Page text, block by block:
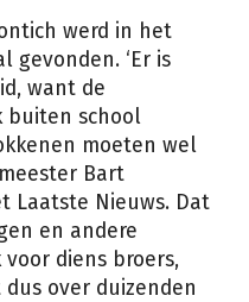
werd in het
gevonden. ‘Er is
want de
buiten school
moeten wel
Bart
Laatste Nieuws. Dat
en andere
diens broers,
over duizenden